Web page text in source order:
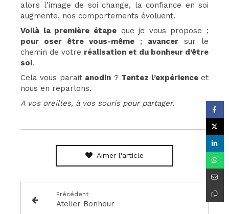
alors l’image de soi change, la confiance en soi
augmente, nos comportements évoluent.
Voilà la première étapeque je vous propose ;
pour oser être vous-même ; avancer sur le
chemin de votre réalisation et du bonheur d’être
soi.
Cela vous parait anodin ? Tentez l’expérienceet
nous en reparlons.
A vos oreilles, à vos souris pour partager.
Aimer l'article
Précédent
Atelier Bonheur